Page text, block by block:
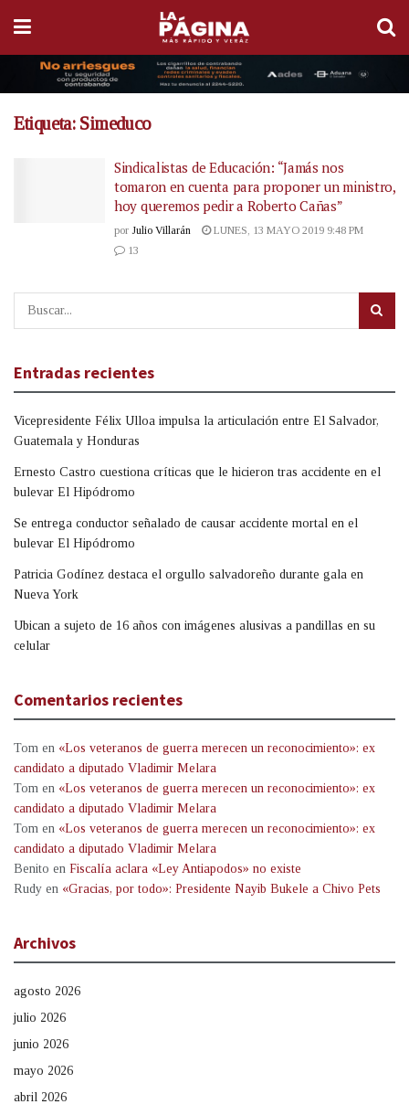
Etiqueta: Simeduco
Sindicalistas de Educación: “Jamás nos
tomaron en cuenta para proponer un ministro,
hoy queremos pedir a Roberto Cañas”
por Julio Villarán
LUNES, 13 MAYO 2019 9:48 PM
13
Entradas recientes
Vicepresidente Félix Ulloa impulsa la articulación entre El Salvador,
Guatemala y Honduras
Ernesto Castro cuestiona críticas que le hicieron tras accidente en el
bulevar El Hipódromo
Se entrega conductor señalado de causar accidente mortal en el
bulevar El Hipódromo
Patricia Godínez destaca el orgullo salvadoreño durante gala en
Nueva York
Ubican a sujeto de 16 años con imágenes alusivas a pandillas en su
celular
Comentarios recientes
Tom en «Los veteranos de guerra merecen un reconocimiento»: ex
candidato a diputado Vladimir Melara
Tom en «Los veteranos de guerra merecen un reconocimiento»: ex
candidato a diputado Vladimir Melara
Tom en «Los veteranos de guerra merecen un reconocimiento»: ex
candidato a diputado Vladimir Melara
Benito en Fiscalía aclara «Ley Antiapodos» no existe
Rudy en «Gracias, por todo»: Presidente Nayib Bukele a Chivo Pets
Archivos
agosto 2026
julio 2026
junio 2026
mayo 2026
abril 2026